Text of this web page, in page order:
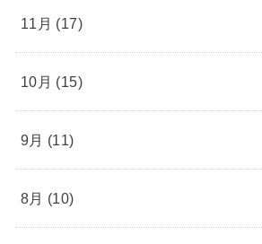
11月 (17)
10月 (15)
9月 (11)
8月 (10)